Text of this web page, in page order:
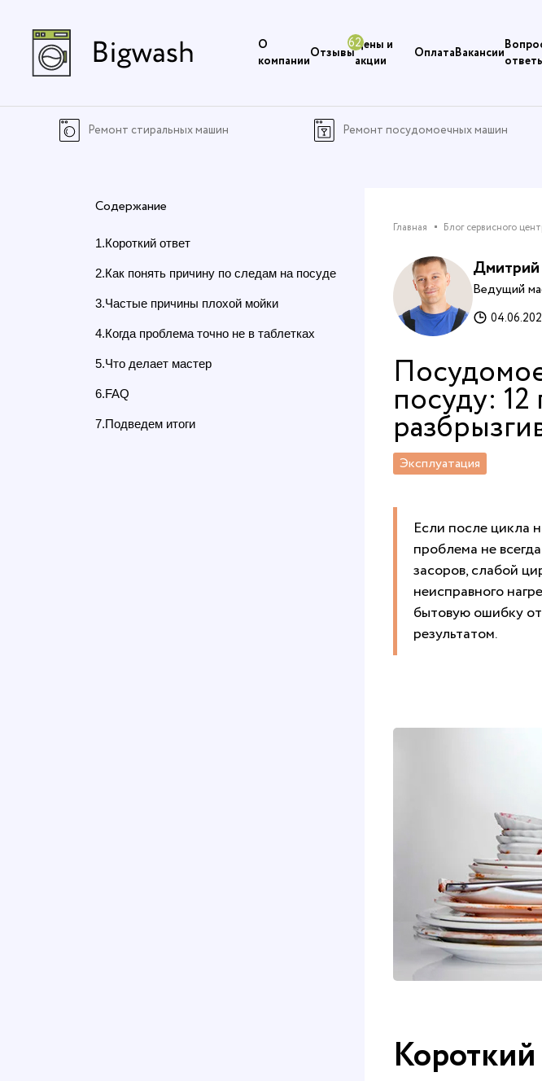
О
компанииОтзывыЦены и
акции
ОплатаВакансии
Ремонт стиральных машин Ремонт посудомоечных машин
Содержание
1.Короткий ответ
2.Как понять причину по следам на посуде
3.Частые причины плохой мойки
4.Когда проблема точно не в таблетках
5.Что делает мастер
6.FAQ
7.Подведем итоги
Главная Блог сервисного
Дмитрий
Ведущий
посуду:
Эксплуатация
Если после цикла
проблема не
засоров, слабой
неисправного
бытовую ошибку
результатом.
Короткий